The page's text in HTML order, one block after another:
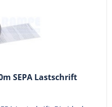
SEPA Lastschrift